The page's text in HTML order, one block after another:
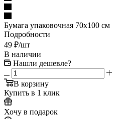
Бумага упаковочная 70х100 см
Подробности
49 ₽/шт
В наличии
Нашли дешевле?
В корзину
Купить в 1 клик
Хочу в подарок